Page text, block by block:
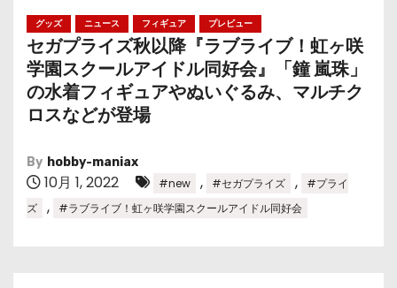
グッズ ニュース フィギュア プレビュー
セガプライズ秋以降『ラブライブ！虹ヶ咲
学園スクールアイドル同好会』「鐘 嵐珠」
の水着フィギュアやぬいぐるみ、マルチク
ロスなどが登場
By hobby-maniax
10月 1, 2022 #new , #セガプライズ ,
#プライ
ズ
, #ラブライブ！虹ヶ咲学園スクールアイドル同好会